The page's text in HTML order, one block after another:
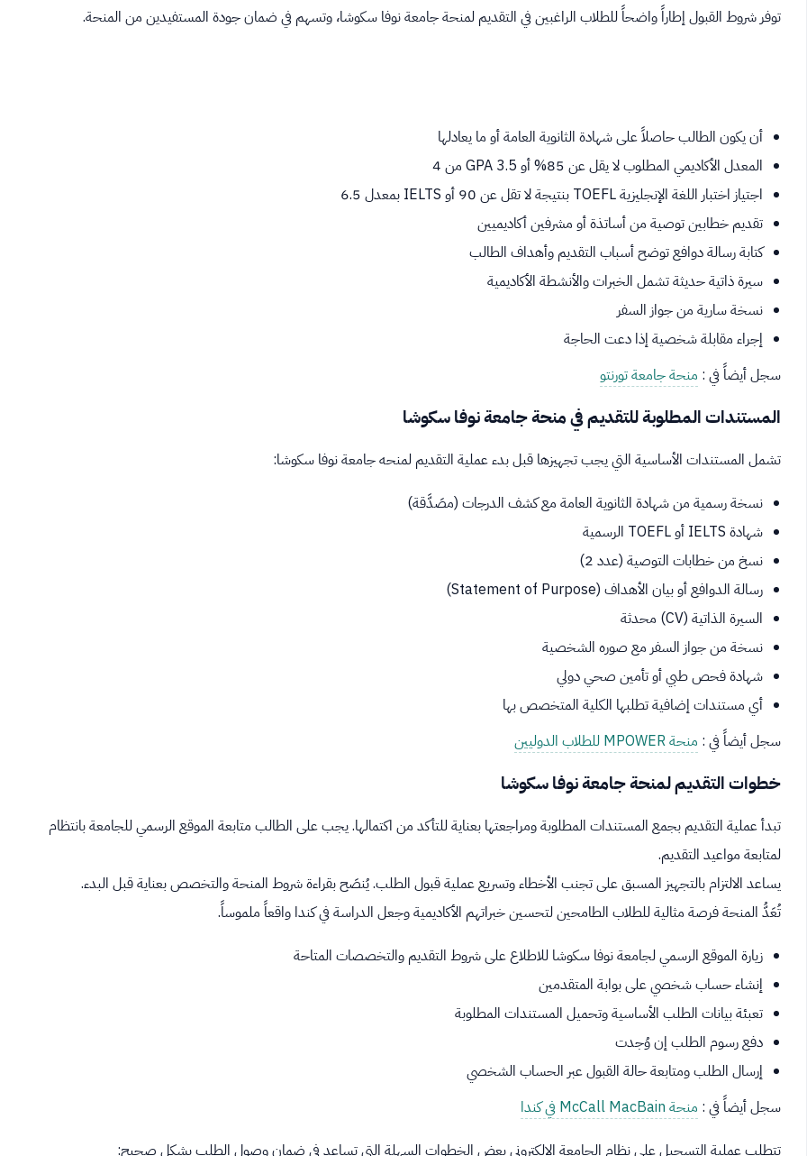
توفر شروط القبول إطاراً واضحاً للطلاب الراغبين في التقديم لمنحة جامعة نوفا سكوشا، وتسهم في ضمان جودة المستفيدين من المنحة.
أن يكون الطالب حاصلاً على شهادة الثانوية العامة أو ما يعادلها
المعدل الأكاديمي المطلوب لا يقل عن 85% أو GPA 3.5 من 4
اجتياز اختبار اللغة الإنجليزية TOEFL بنتيجة لا تقل عن 90 أو IELTS بمعدل 6.5
تقديم خطابين توصية من أساتذة أو مشرفين أكاديميين
كتابة رسالة دوافع توضح أسباب التقديم وأهداف الطالب
سيرة ذاتية حديثة تشمل الخبرات والأنشطة الأكاديمية
نسخة سارية من جواز السفر
إجراء مقابلة شخصية إذا دعت الحاجة
سجل أيضاً في : منحة جامعة تورنتو
المستندات المطلوبة للتقديم في منحة جامعة نوفا سكوشا
تشمل المستندات الأساسية التي يجب تجهيزها قبل بدء عملية التقديم لمنحه جامعة نوفا سكوشا:
نسخة رسمية من شهادة الثانوية العامة مع كشف الدرجات (مصَدَّقة)
شهادة IELTS أو TOEFL الرسمية
نسخ من خطابات التوصية (عدد 2)
رسالة الدوافع أو بيان الأهداف (Statement of Purpose)
السيرة الذاتية (CV) محدثة
نسخة من جواز السفر مع صوره الشخصية
شهادة فحص طبي أو تأمين صحي دولي
أي مستندات إضافية تطلبها الكلية المتخصص بها
سجل أيضاً في : منحة MPOWER للطلاب الدوليين
خطوات التقديم لمنحة جامعة نوفا سكوشا
تبدأ عملية التقديم بجمع المستندات المطلوبة ومراجعتها بعناية للتأكد من اكتمالها. يجب على الطالب متابعة الموقع الرسمي للجامعة بانتظام
لمتابعة مواعيد التقديم.
يساعد الالتزام بالتجهيز المسبق على تجنب الأخطاء وتسريع عملية قبول الطلب. يُنصَح بقراءة شروط المنحة والتخصص بعناية قبل البدء.
تُعَدُّ المنحة فرصة مثالية للطلاب الطامحين لتحسين خبراتهم الأكاديمية وجعل الدراسة في كندا واقعاً ملموساً.
زيارة الموقع الرسمي لجامعة نوفا سكوشا للاطلاع على شروط التقديم والتخصصات المتاحة
إنشاء حساب شخصي على بوابة المتقدمين
تعبئة بيانات الطلب الأساسية وتحميل المستندات المطلوبة
دفع رسوم الطلب إن وُجدت
إرسال الطلب ومتابعة حالة القبول عبر الحساب الشخصي
سجل أيضاً في : منحة McCall MacBain في كندا
تتطلب عملية التسجيل على نظام الجامعة الإلكتروني بعض الخطوات السهلة التي تساعد في ضمان وصول الطلب بشكل صحيح: